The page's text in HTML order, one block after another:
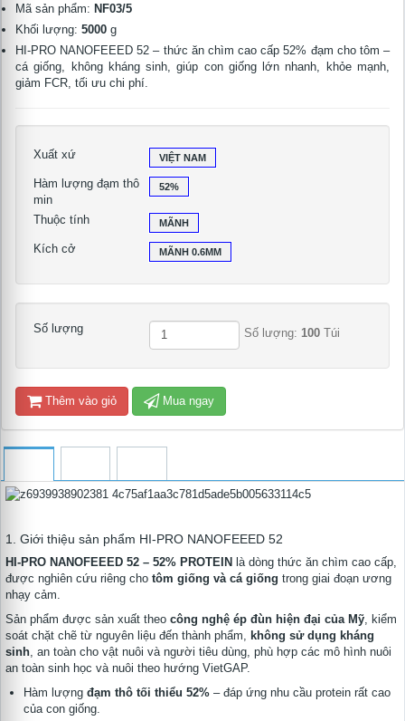
Mã sản phẩm: NF03/5
Khối lượng: 5000 g
HI-PRO NANOFEEED 52 – thức ăn chìm cao cấp 52% đạm cho tôm –
cá giống, không kháng sinh, giúp con giống lớn nhanh, khỏe mạnh,
giảm FCR, tối ưu chi phí.
Xuất xứ VIỆT NAM
Hàm lượng đạm thô
min
52%
Thuộc tính MÃNH
Kích cở MÃNH 0.6MM
Số lượng Số lượng: 100 Túi
Thêm vào giỏ Mua ngay
1. Giới thiệu sản phẩm HI-PRO NANOFEEED 52
HI-PRO NANOFEEED 52 – 52% PROTEIN là dòng thức ăn chìm cao cấp,
được nghiên cứu riêng cho tôm giống và cá giống trong giai đoạn ương
nhạy cảm.
Sản phẩm được sản xuất theo công nghệ ép đùn hiện đại của Mỹ, kiểm
soát chặt chẽ từ nguyên liệu đến thành phẩm, không sử dụng kháng
sinh, an toàn cho vật nuôi và người tiêu dùng, phù hợp các mô hình nuôi
an toàn sinh học và nuôi theo hướng VietGAP.
Hàm lượng đạm thô tối thiểu 52% – đáp ứng nhu cầu protein rất cao
của con giống.